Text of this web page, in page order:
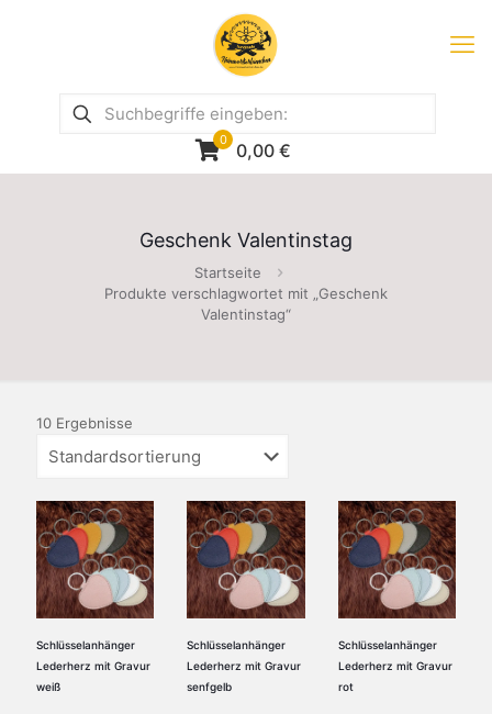
0 0,00 €
Geschenk Valentinstag
Startseite
Produkte verschlagwortet mit „Geschenk
Valentinstag“
10 Ergebnisse
Schlüsselanhänger
Lederherz mit Gravur
weiß
Schlüsselanhänger
Lederherz mit Gravur
senfgelb
Schlüsselanhänger
Lederherz mit Gravur
rot